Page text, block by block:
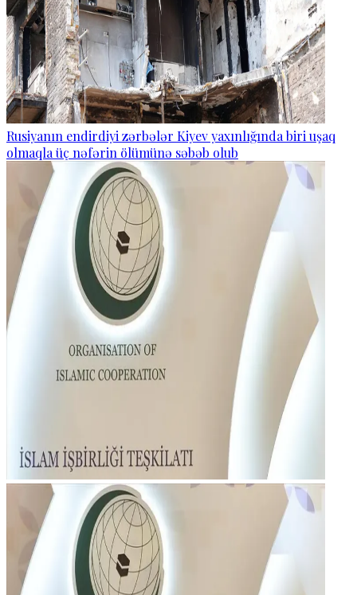
Rusiyanın endirdiyi zərbələr Kiyev yaxınlığında biri uşaq
olmaqla üç nəfərin ölümünə səbəb olub